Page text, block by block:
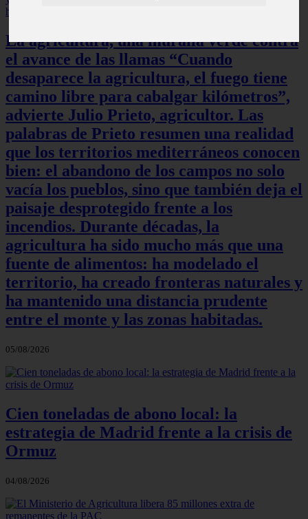
La agricultura, una muralla verde contra
el avance de las llamas “Cuando
desaparece la agricultura, el fuego tiene
camino libre para cabalgar kilómetros”,
advierte Julio Prieto, agricultor. Las
palabras de Prieto resumen una realidad
que los territorios mediterráneos conocen
bien: el abandono de los campos no solo
vacía los pueblos, sino que también deja el
paisaje desprotegido frente a los
incendios. Durante décadas, la
agricultura ha sido mucho más que una
fuente de alimentos: ha modelado el
territorio, ha creado fronteras naturales y
ha mantenido una distancia prudente
entre el monte y las zonas habitadas.
05/08/2026
Cien toneladas de abono local: la
estrategia de Madrid frente a la crisis de
Ormuz
04/08/2026